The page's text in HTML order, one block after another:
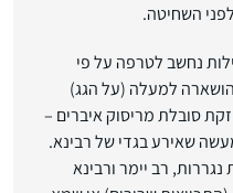
השחיטה.
נחשב לטרפה על פי
למעלה (על הגג)
סובלת מריסוק איברים –
שאירע בגדי של רבינא.
רב יימר ורבינא